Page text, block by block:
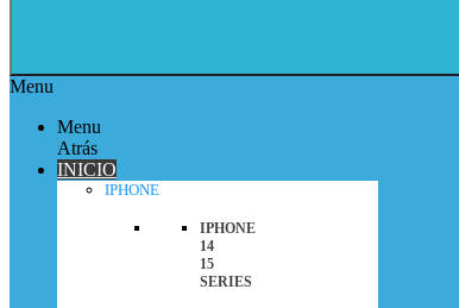
Menu
Menu
Atrás
INICIO
IPHONE
IPHONE
14
15
SERIES